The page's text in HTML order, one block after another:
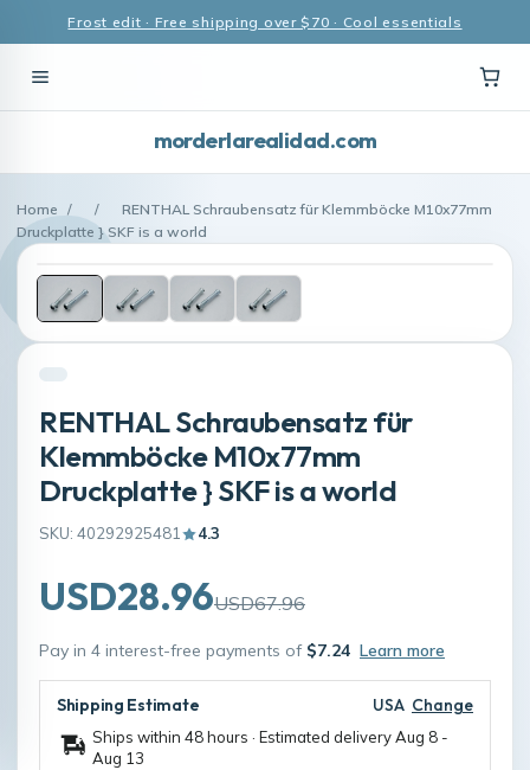
Frost edit · Free shipping over $70 · Cool essentials
morderlarealidad.com
Home / /
RENTHAL Schraubensatz für Klemmböcke M10x77mm
Druckplatte } SKF is a world
RENTHAL Schraubensatz für
Klemmböcke M10x77mm
Druckplatte } SKF is a world
SKU: 40292925481 4.3
USD28.96USD67.96
Pay in 4 interest-free payments of $7.24 Learn more
Shipping Estimate USA Change
Ships within 48 hours · Estimated deliveryAug 8 -
Aug 13